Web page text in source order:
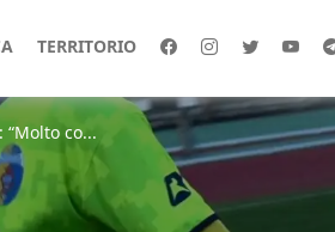
TERRITORIO
co...